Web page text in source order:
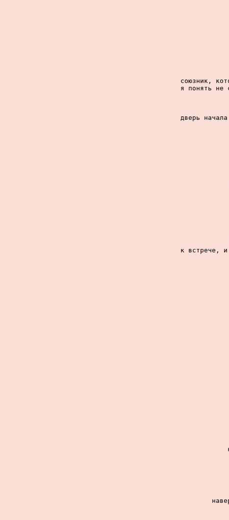
союзник,
я понять не
дверь
к встрече,